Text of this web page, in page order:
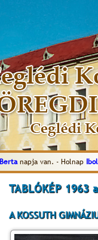
Bertanapja van. - Holnap
TABLÓKÉP
A KOSSUTH